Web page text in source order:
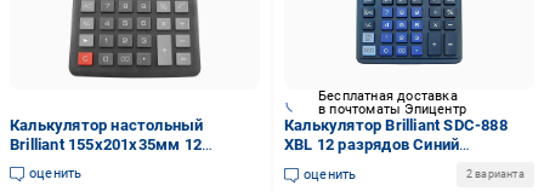
Калькулятор настольный
Brilliant 155х201х35мм 12
разрядный пластик Черный (BS
555)
оценить
Бесплатная доставка
в почтоматы Эпицентр
Калькулятор Brilliant SDC-888
ХBL 12 разрядов Синий
(24167094)
оценить 2 варианта